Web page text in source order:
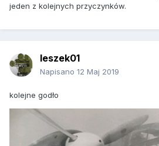
jeden z kolejnych przyczynków.
leszek01
Napisano 12 Maj 2019
kolejne godło